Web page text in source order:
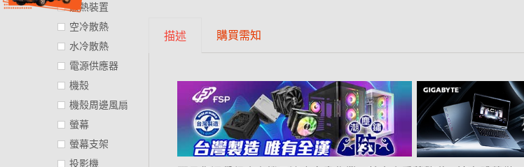
描述 購買需知
散熱裝置
空冷散熱
水冷散熱
電源供應器
機殼
機殼周邊風扇
螢幕
螢幕支架
投影機